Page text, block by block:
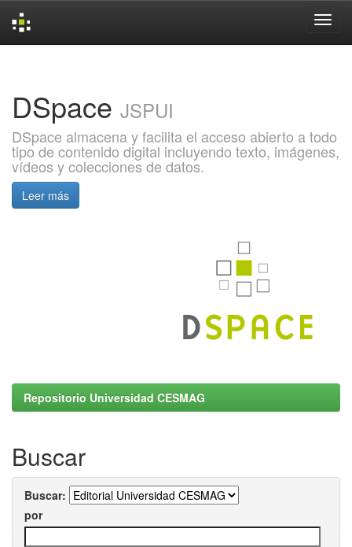
DSpace JSPUI
DSpace almacena y facilita el acceso abierto a todo
tipo de contenido digital incluyendo texto, imágenes,
vídeos y colecciones de datos.
Leer más
Repositorio Universidad CESMAG
Buscar
Buscar:
por